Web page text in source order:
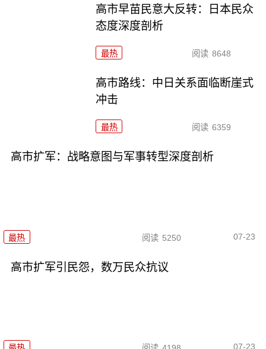
高市早苗民意大反转：日本民众
态度深度剖析
最热 阅读 8648
高市路线：中日关系面临断崖式
冲击
最热 阅读 6359
高市扩军：战略意图与军事转型深度剖析
最热 阅读 5250 07-23
高市扩军引民怨，数万民众抗议
07-23